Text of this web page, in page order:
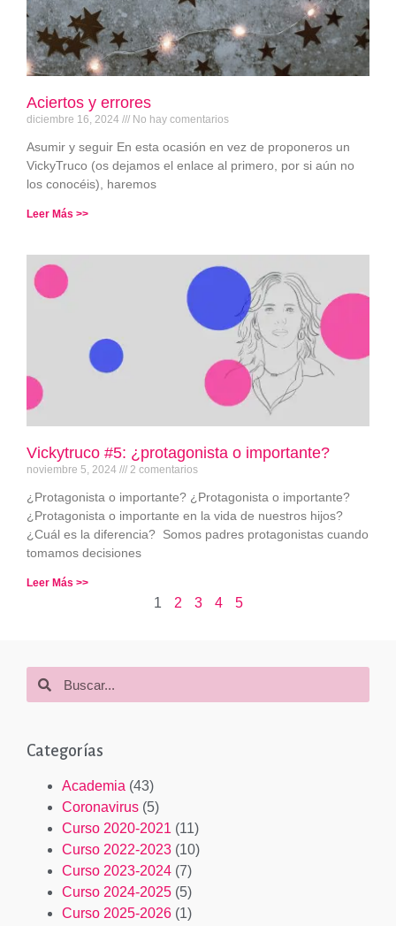
Aciertos y errores
diciembre 16, 2024 No hay comentarios
Asumir y seguir En esta ocasión en vez de proponeros un
VickyTruco (os dejamos el enlace al primero, por si aún no
los conocéis), haremos
Leer Más >>
Vickytruco #5: ¿protagonista o importante?
noviembre 5, 2024 2 comentarios
¿Protagonista o importante? ¿Protagonista o importante?
¿Protagonista o importante en la vida de nuestros hijos?
¿Cuál es la diferencia? Somos padres protagonistas cuando
tomamos decisiones
Leer Más >>
1 2 3 4 5
Categorías
Academia (43)
Coronavirus (5)
Curso 2020-2021 (11)
Curso 2022-2023 (10)
Curso 2023-2024 (7)
Curso 2024-2025 (5)
Curso 2025-2026 (1)